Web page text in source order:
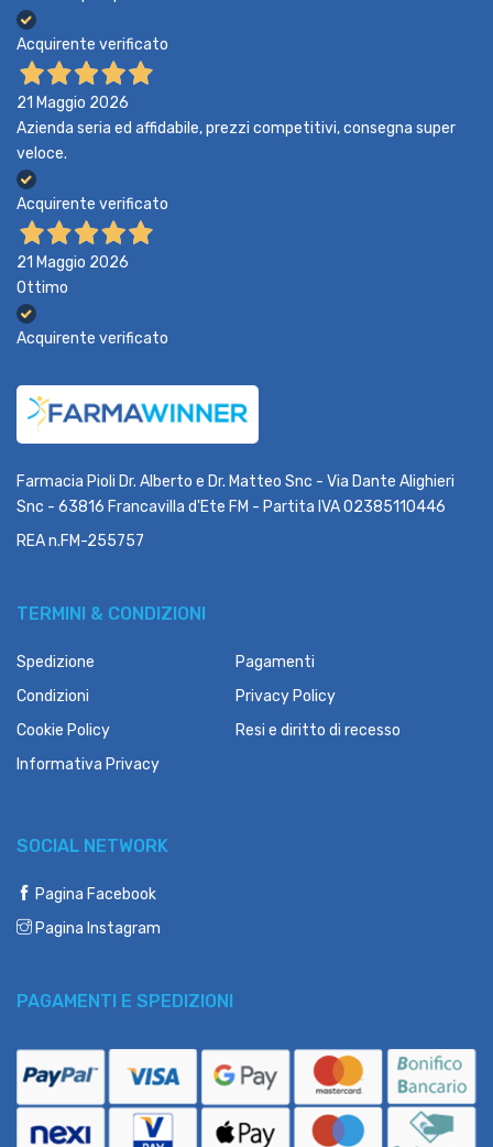
Acquirente verificato
21 Maggio 2026
Azienda seria ed affidabile, prezzi competitivi, consegna super
veloce.
Acquirente verificato
21 Maggio 2026
Ottimo
Acquirente verificato
Farmacia Pioli Dr. Alberto e Dr. Matteo Snc - Via Dante Alighieri
Snc - 63816 Francavilla d'Ete FM - Partita IVA 02385110446
REA n.FM-255757
TERMINI & CONDIZIONI
Spedizione
Pagamenti
Condizioni
Privacy Policy
Cookie Policy
Resi e diritto di recesso
Informativa Privacy
SOCIAL NETWORK
Pagina Facebook
Pagina Instagram
PAGAMENTI E SPEDIZIONI